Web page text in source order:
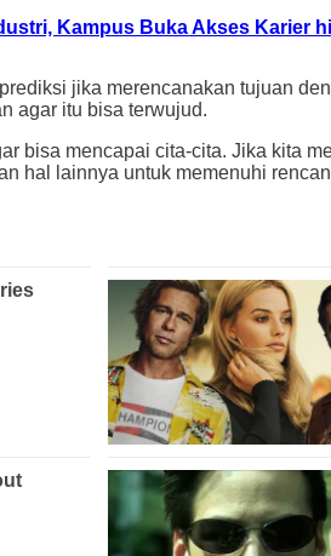
Kampus Buka Akses Karier
jika merencanakan tujuan
agar itu bisa terwujud.
bisa mencapai cita-cita. Jika kita
hal lainnya untuk memenuhi